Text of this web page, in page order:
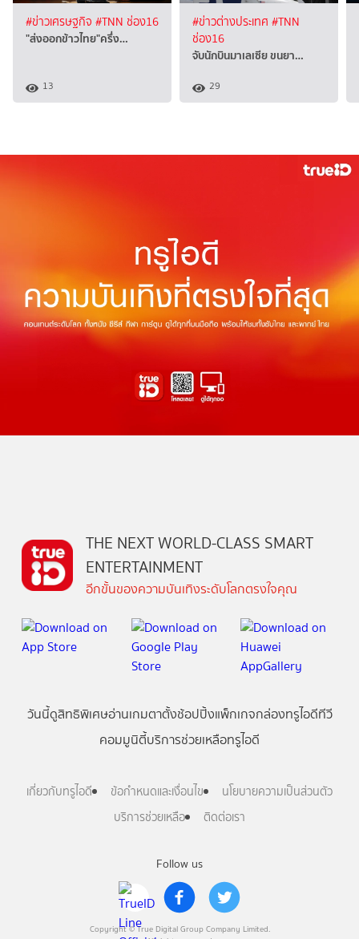
#ข่าวเศรษฐกิจ #TNN ช่อง16
"ส่งออกข้าวไทย"ครึ่ง…
13
#ข่าวต่างประเทศ #TNN
ช่อง16
จับนักบินมาเลเซีย ขนยา…
29
Follow us
Copyright © True Digital Group Company Limited.
THE NEXT WORLD-CLASS SMART
ENTERTAINMENT
อีกขั้นของความบันเทิงระดับโลกตรงใจคุณ
วันนี้ดูสิทธิพิเศษอ่านเกมตาตั้งช้อปปิ้งแพ็กเกจกล่องทรูไอดีทีวี
คอมมูนิตี้บริการช่วยเหลือทรูไอดี
เกี่ยวกับทรูไอดี ข้อกำหนดและเงื่อนไข
นโยบายความเป็นส่วนตัว
บริการช่วยเหลือ
ติดต่อเรา